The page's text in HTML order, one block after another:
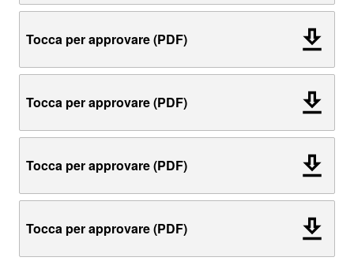
Tocca per approvare (PDF)
Tocca per approvare (PDF)
Tocca per approvare (PDF)
Tocca per approvare (PDF)